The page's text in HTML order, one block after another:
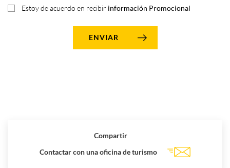
Estoy de acuerdo en recibir información Promocional
Compartir
Contactar con una oficina de turismo